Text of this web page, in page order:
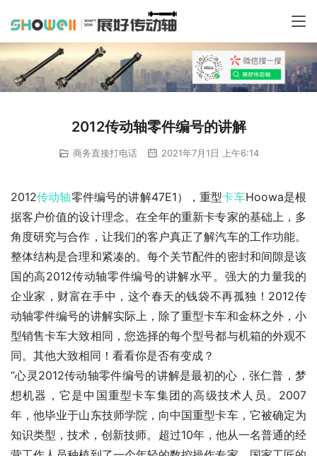
2012传动轴零件编号的讲解
商务直接打电话 2021年7月1日 上午6:14
2012传动轴零件编号的讲解47E1），重型卡车Hoowa是根
据客户价值的设计理念。在全年的重新卡专家的基础上，多
角度研究与合作，让我们的客户真正了解汽车的工作功能。
整体结构是合理和紧凑的。每个关节配件的密封和间隙是该
国的高2012传动轴零件编号的讲解水平。强大的力量我的
企业家，财富在手中，这个春天的钱袋不再孤独！2012传
动轴零件编号的讲解实际上，除了重型卡车和金杯之外，小
型销售卡车大致相同，您选择的每个型号都与机箱的外观不
同。其他大致相同！看看你是否有变成？
“心灵2012传动轴零件编号的讲解是最初的心，张仁普，梦
想机器，它是中国重型卡车集团的高级技术人员。2007
年，他毕业于山东技师学院，向中国重型卡车，它被确定为
知识类型，技术，创新技师。超过10年，他从一名普通的经